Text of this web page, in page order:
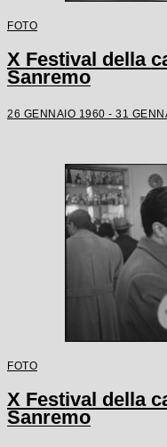
FOTO
X Festival della
Sanremo
26 GENNAIO 1960 - 31
FOTO
X Festival della
Sanremo